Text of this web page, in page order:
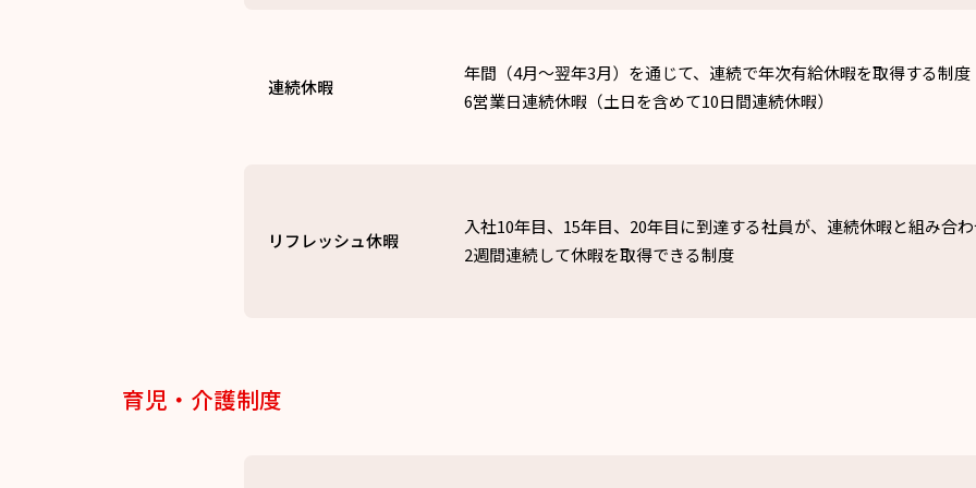
連続休暇
年間（4月～翌年3月）を通じて、連続で年次有給休暇を取得する制度
6営業日連続休暇（土日を含めて10日間連続休暇）
リフレッシュ休暇
入社10年目、15年目、20年目に到達する社員が、連続休暇と組み合
2週間連続して休暇を取得できる制度
育児・介護制度